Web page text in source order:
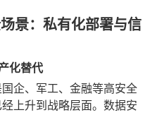
景：私有化部署与信
化替代
企、军工、金融等高安全
上升到战略层面。数据安